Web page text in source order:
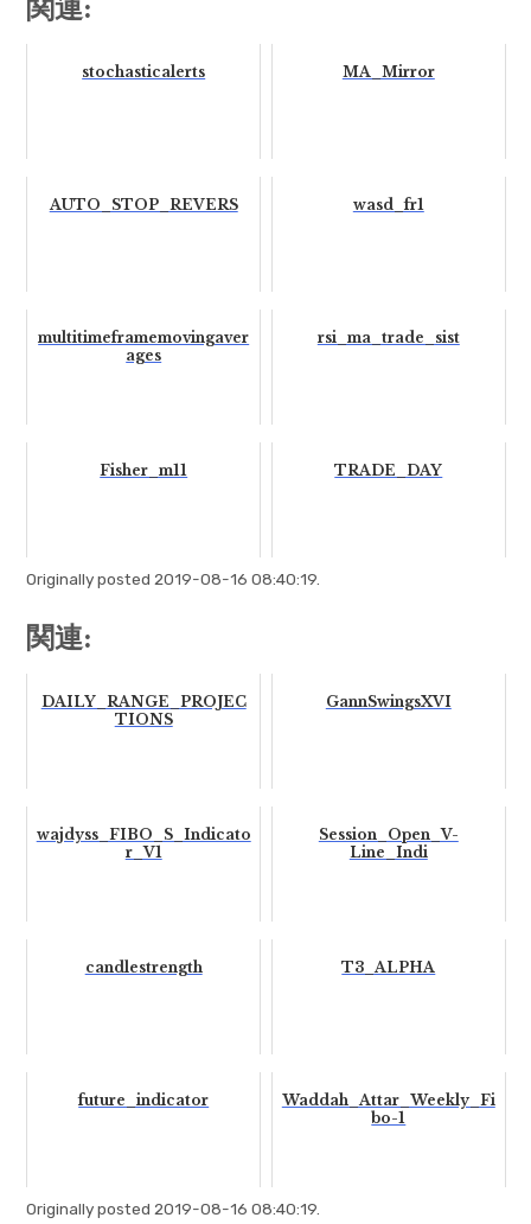
関連:
stochasticalerts MA_Mirror
AUTO_STOP_REVERS wasd_fr1
multitimeframemovingaver
ages
rsi_ma_trade_sist
Fisher_m11 TRADE_DAY
Originally posted 2019-08-16 08:40:19.
関連:
DAILY_RANGE_PROJEC
TIONS
GannSwingsXVI
wajdyss_FIBO_S_Indicato
r_V1
Session_Open_V-
Line_Indi
candlestrength T3_ALPHA
future_indicator
Waddah_Attar_Weekly_Fi
bo-1
Originally posted 2019-08-16 08:40:19.